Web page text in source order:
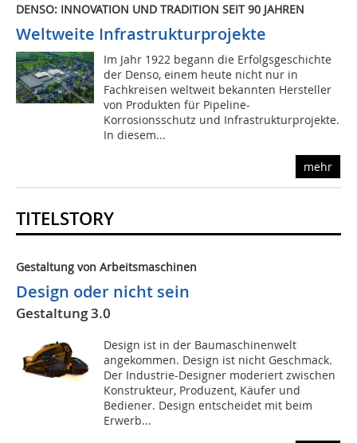
DENSO: INNOVATION UND TRADITION SEIT 90 JAHREN
Weltweite Infrastrukturprojekte
Im Jahr 1922 begann die Erfolgsgeschichte
der Denso, einem heute nicht nur in
Fachkreisen weltweit bekannten Hersteller
von Produkten für Pipeline-
Korrosionsschutz und Infrastrukturprojekte.
In diesem...
mehr
TITELSTORY
Gestaltung von Arbeitsmaschinen
Design oder nicht sein
Gestaltung 3.0
Design ist in der Baumaschinenwelt
angekommen. Design ist nicht Geschmack.
Der Industrie-Designer moderiert zwischen
Konstrukteur, Produzent, Käufer und
Bediener. Design entscheidet mit beim
Erwerb...